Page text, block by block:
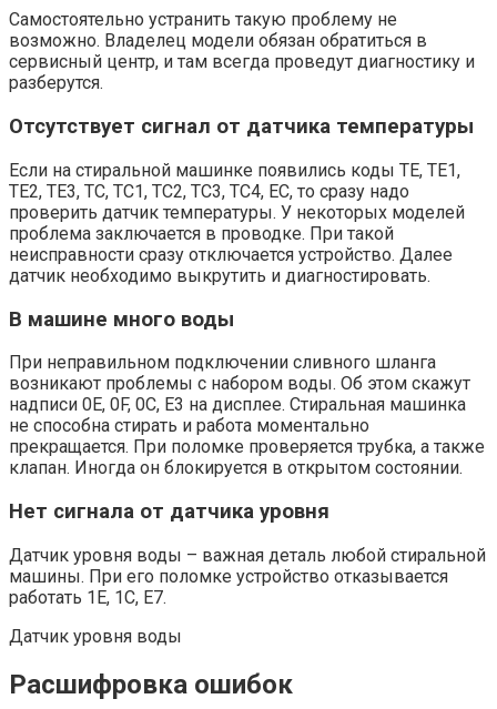
Самостоятельно устранить такую проблему не
возможно. Владелец модели обязан обратиться в
сервисный центр, и там всегда проведут диагностику и
разберутся.
Отсутствует сигнал от датчика температуры
Если на стиральной машинке появились коды TE, TE1,
TE2, TE3, TC, TC1, TC2, TC3, TC4, EC, то сразу надо
проверить датчик температуры. У некоторых моделей
проблема заключается в проводке. При такой
неисправности сразу отключается устройство. Далее
датчик необходимо выкрутить и диагностировать.
В машине много воды
При неправильном подключении сливного шланга
возникают проблемы с набором воды. Об этом скажут
надписи 0E, 0F, 0C, E3 на дисплее. Стиральная машинка
не способна стирать и работа моментально
прекращается. При поломке проверяется трубка, а также
клапан. Иногда он блокируется в открытом состоянии.
Нет сигнала от датчика уровня
Датчик уровня воды – важная деталь любой стиральной
машины. При его поломке устройство отказывается
работать 1Е, 1C, E7.
Датчик уровня воды
Расшифровка ошибок